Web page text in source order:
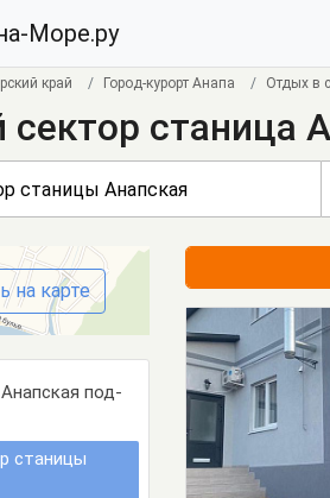
Море.ру
край Город-курорт Анапа Отдых в
станица
на карте
под-
станицы